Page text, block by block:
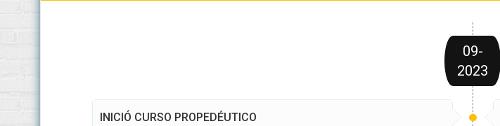
09-
2023
INICIÓ CURSO PROPEDÉUTICO